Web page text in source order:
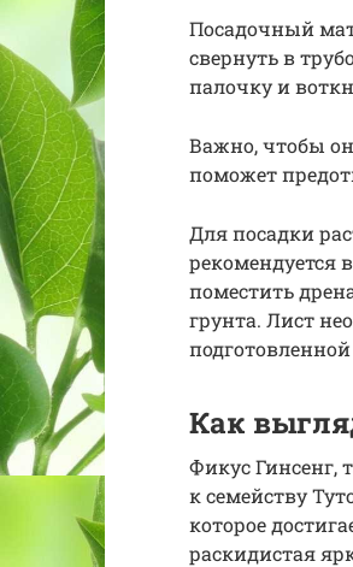
Посадочный
свернуть в
палочку и
Важно, чтобы
поможет
Для посадки
рекомендуется
поместить
грунта. Лист
Как
Фикус Гинсенг,
к семейству
которое
раскидистая